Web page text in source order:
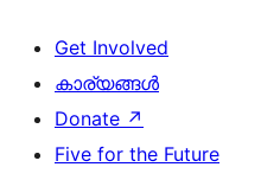
Get Involved
കാര്യങ്ങള്‍
Donate ↗
Five for the Future